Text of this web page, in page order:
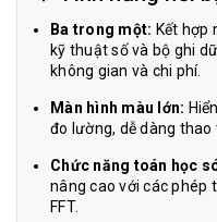
Ba trong một: Kết hợp
kỹ thuật số và bộ ghi
không gian và chi phí.
Màn hình màu lớn:
đo lường, dễ dàng
Chức năng toán học
nâng cao với các phép
FFT.